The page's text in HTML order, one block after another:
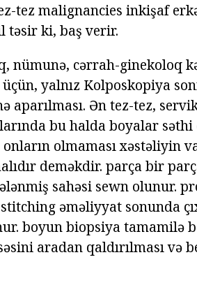
tez malignancies inkişaf
təsir ki, baş verir.
nümunə, cərrah-ginekoloq
yalnız Kolposkopiya
aparılması. Ən tez-tez,
bu halda boyalar
olmaması xəstəliyin
deməkdir. parça bir
sahəsi sewn olunur.
əməliyyat sonunda
boyun biopsiya tamamilə
aradan qaldırılması və